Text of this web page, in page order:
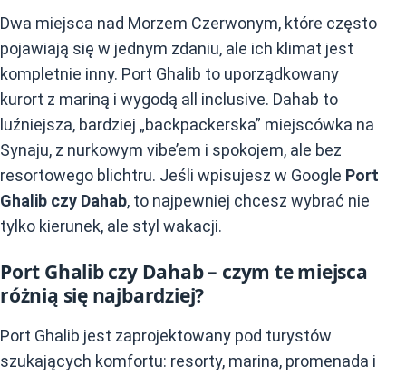
Dwa miejsca nad Morzem Czerwonym, które często
pojawiają się w jednym zdaniu, ale ich klimat jest
kompletnie inny. Port Ghalib to uporządkowany
kurort z mariną i wygodą all inclusive. Dahab to
luźniejsza, bardziej „backpackerska” miejscówka na
Synaju, z nurkowym vibe’em i spokojem, ale bez
resortowego blichtru. Jeśli wpisujesz w Google Port
Ghalib czy Dahab, to najpewniej chcesz wybrać nie
tylko kierunek, ale styl wakacji.
Port Ghalib czy Dahab – czym te miejsca
różnią się najbardziej?
Port Ghalib jest zaprojektowany pod turystów
szukających komfortu: resorty, marina, promenada i